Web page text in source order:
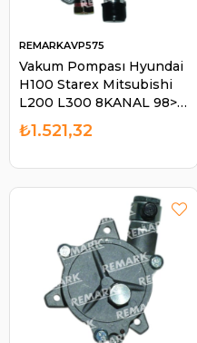
Vakum Pompası Hyundai
H100 Starex Mitsubishi
L200 L300 8KANAL 98> |
REMARK AVP575
REMARKAVP575
₺1.521,32